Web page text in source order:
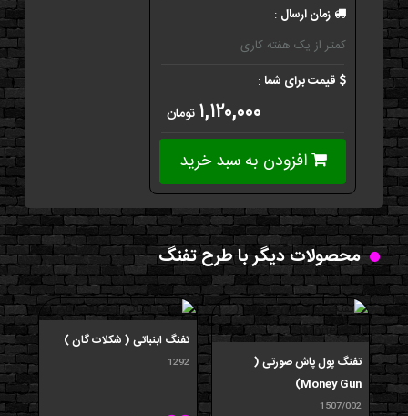
زمان ارسال :
کمتر از یک هفته کاری
قیمت برای شما:
۱,۱۲۰,۰۰۰ تومان
افزودن به سبد خرید
محصولات دیگر با طرح تفنگ
تفنگ پول پاش صورتی (
Money Gun)
1507/002
تفنگ ابنباتی ( شکلات گان )
1292